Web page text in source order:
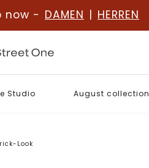
now - DAMEN | HERREN
Studio August collection
Look